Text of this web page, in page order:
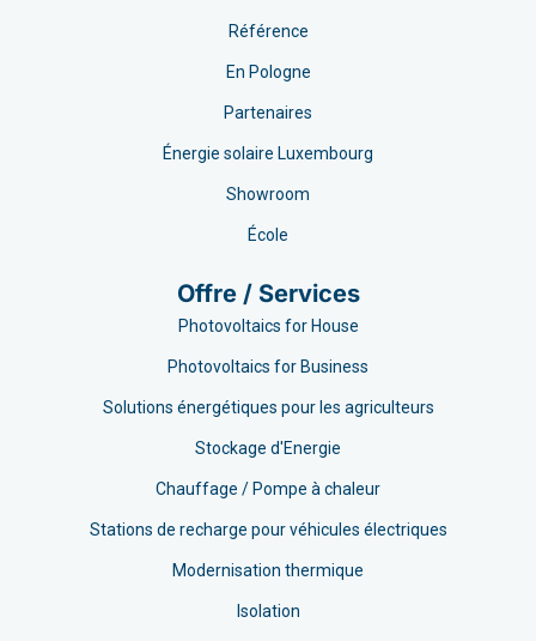
Référence
En Pologne
Partenaires
Énergie solaire Luxembourg
Showroom
École
Offre / Services
Photovoltaics for House
Photovoltaics for Business
Solutions énergétiques pour les agriculteurs
Stockage d'Energie
Chauffage / Pompe à chaleur
Stations de recharge pour véhicules électriques
Modernisation thermique
Isolation